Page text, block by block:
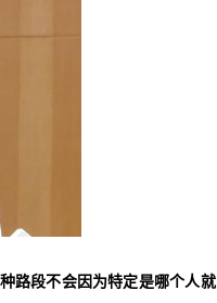
路段不会因为特定是哪个人就